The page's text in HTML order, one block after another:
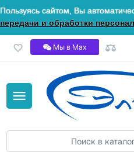
Пользуясь сайтом, Вы
передачи и обработки
Мы в Мах